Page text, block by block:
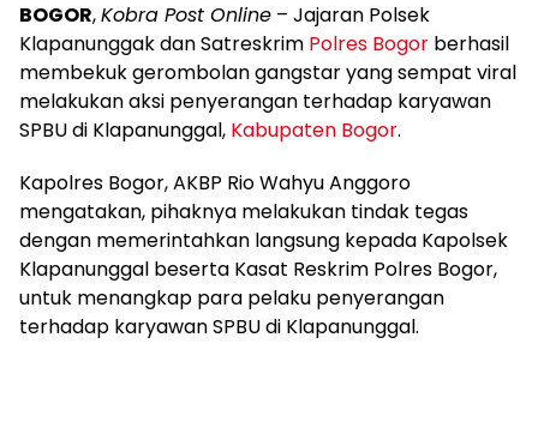
BOGOR,Kobra Post Online – Jajaran Polsek
Klapanunggak dan Satreskrim Polres Bogor berhasil
membekuk gerombolan gangstar yang sempat viral
melakukan aksi penyerangan terhadap karyawan
SPBU di Klapanunggal, Kabupaten Bogor.
Kapolres Bogor, AKBP Rio Wahyu Anggoro
mengatakan, pihaknya melakukan tindak tegas
dengan memerintahkan langsung kepada Kapolsek
Klapanunggal beserta Kasat Reskrim Polres Bogor,
untuk menangkap para pelaku penyerangan
terhadap karyawan SPBU di Klapanunggal.